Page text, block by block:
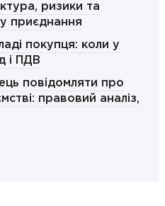
ризики та
приєднання
покупця: коли у
і ПДВ
повідомляти про
правовий аналіз,